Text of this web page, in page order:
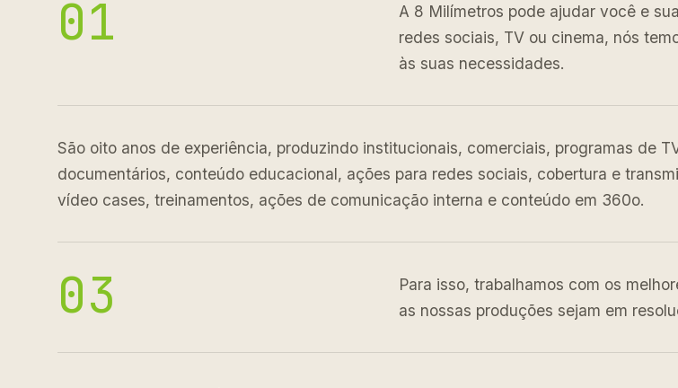
01
A 8 Milímetros pode ajudar você e
redes sociais, TV ou cinema, nós
às suas necessidades.
São oito anos de experiência, produzindo institucionais, comerciais, programas de
documentários, conteúdo educacional, ações para redes sociais, cobertura e
vídeo cases, treinamentos, ações de comunicação interna e conteúdo em 360o.
03
Para isso, trabalhamos com os
as nossas produções sejam em